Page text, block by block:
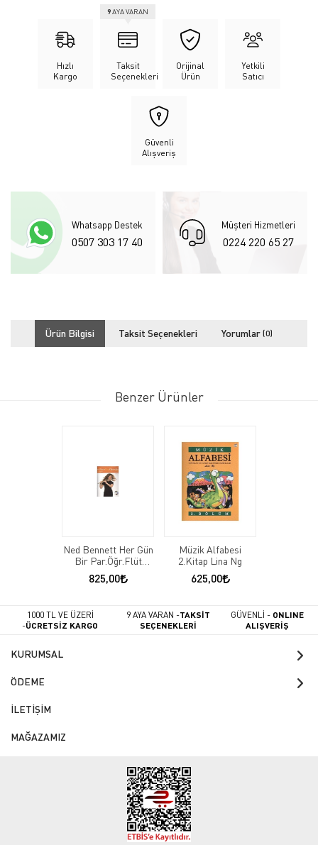
Hızlı
Kargo
Taksit
Seçenekleri
9AYA VARAN
Orijinal
Ürün
Yetkili
Satıcı
Güvenli
Alışveriş
Whatsapp Destek
0507 303 17 40
Müşteri Hizmetleri
0224 220 65 27
Ürün Bilgisi Taksit Seçenekleri Yorumlar (0)
Benzer Ürünler
Ned Bennett Her Gün
Bir Par.Öğr.Flüt
1.Kitap
825,00
Müzik Alfabesi
2.Kitap Lina Ng
625,00
1000 TL VE ÜZERİ
-ÜCRETSİZ KARGO
9 AYA VARAN -TAKSİT
SEÇENEKLERİ
GÜVENLİ - ONLINE
ALIŞVERİŞ
KURUMSAL
ÖDEME
İLETİŞİM
MAĞAZAMIZ